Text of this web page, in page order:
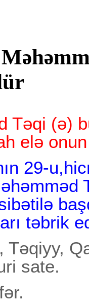
Təqi (ə)
elə
29-
təbrik
Təqiyy,
sate.